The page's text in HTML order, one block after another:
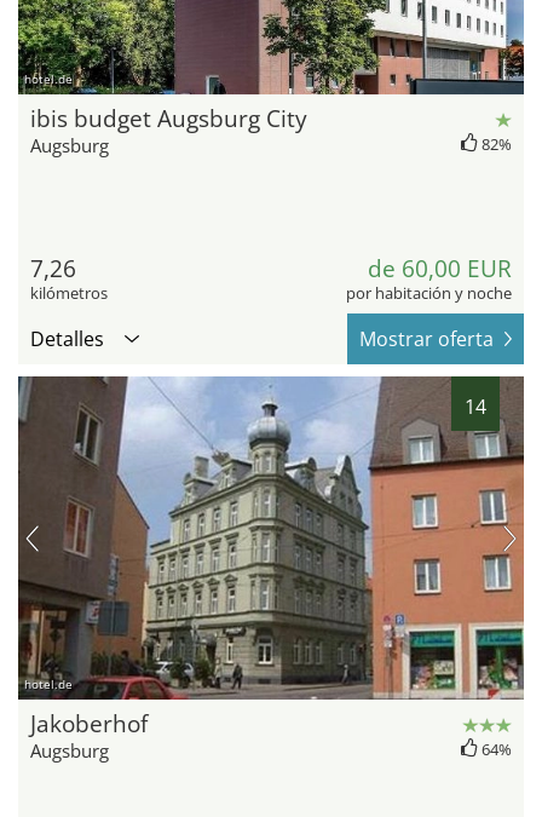
hotel.de
ibis budget Augsburg City
Augsburg 82%
7,26
kilómetros
de 60,00 EUR
por habitación y noche
Detalles Mostrar oferta
14
hotel.de
Jakoberhof
Augsburg 64%